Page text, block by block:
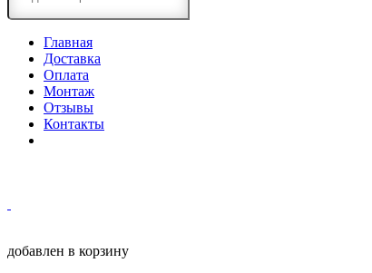
Главная
Доставка
Оплата
Монтаж
Отзывы
Контакты
добавлен в корзину